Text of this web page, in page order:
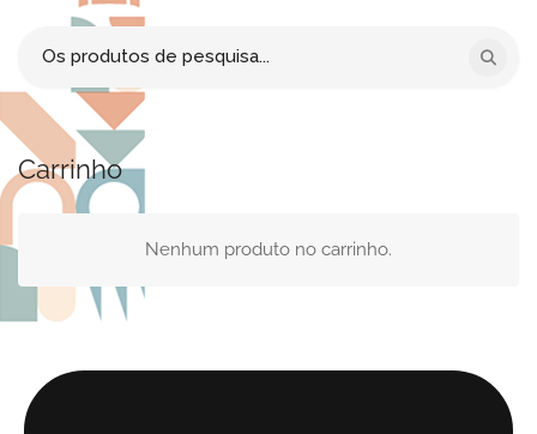
Carrinho
Nenhum produto no carrinho.